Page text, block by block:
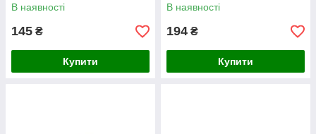
В наявності
145 ₴
Купити
В наявності
194 ₴
Купити